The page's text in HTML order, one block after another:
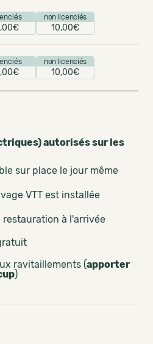
non licenciés
10,00€
non licenciés
10,00€
autorisés sur les
sur place le jour même
VTT est installée
à l'arrivée
ravitaillements (apporter
)